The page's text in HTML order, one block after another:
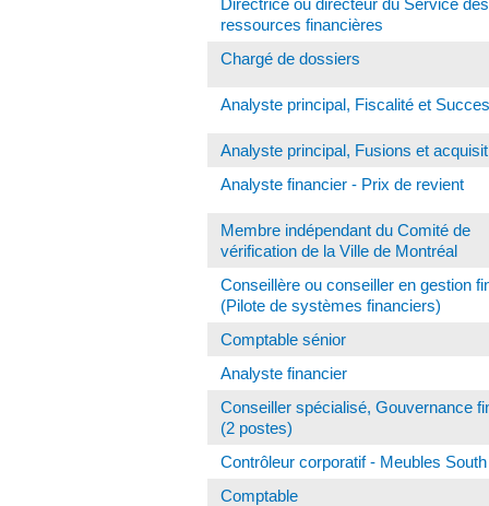
Directrice ou directeur du Service des
ressources financières
Chargé de dossiers
Analyste principal, Fiscalité et
Analyste principal, Fusions et
Analyste financier - Prix de revient
Membre indépendant du Comité de
vérification de la Ville de Montréal
Conseillère ou conseiller en gestion
(Pilote de systèmes financiers)
Comptable sénior
Analyste financier
Conseiller spécialisé, Gouvernance
(2 postes)
Contrôleur corporatif - Meubles
Comptable